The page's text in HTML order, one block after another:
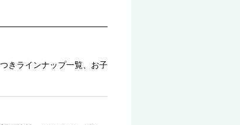
きラインナップ一覧、お子